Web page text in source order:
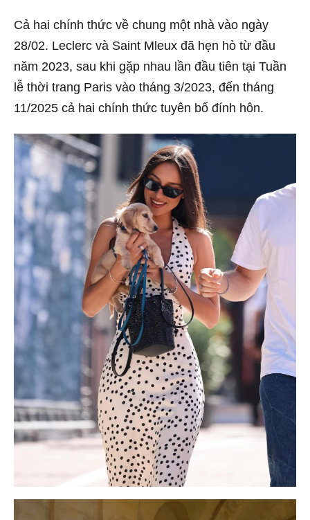
Cả hai chính thức về chung một nhà vào ngày
28/02. Leclerc và Saint Mleux đã hẹn hò từ đầu
năm 2023, sau khi gặp nhau lần đầu tiên tại Tuần
lễ thời trang Paris vào tháng 3/2023, đến tháng
11/2025 cả hai chính thức tuyên bố đính hôn.